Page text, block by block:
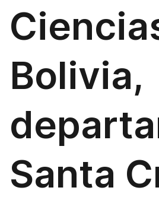
Bolivia,
Santa